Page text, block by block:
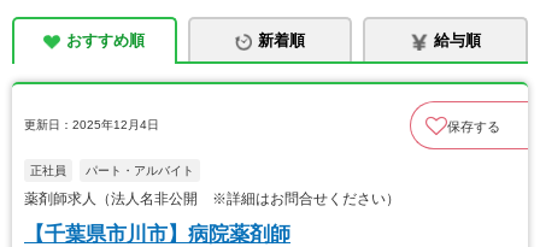
おすすめ順 新着順 給与順
更新日：2025年12月4日 保存する
正社員 パート・アルバイト
薬剤師求人（法人名非公開 ※詳細はお問合せください）
【千葉県市川市】病院薬剤師